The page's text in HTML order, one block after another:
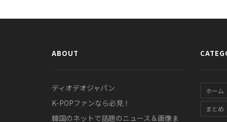
ABOUT
ディオデオジャパン
K-POPファンなら必見！
韓国のネットで話題のニュース＆画像ま
ホーム
まとめ